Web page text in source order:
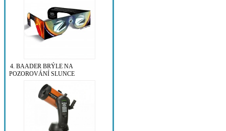
4. BAADER BRÝLE NA
POZOROVÁNÍ SLUNCE